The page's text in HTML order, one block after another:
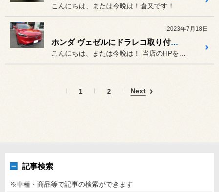
こんにちは、または今晩は！倉又です！
2023年7月18日
ホンダ ヴェゼルにドラレコ取り付け！
1 2 Next
記事検索
※車種・商品等で記事の検索ができます